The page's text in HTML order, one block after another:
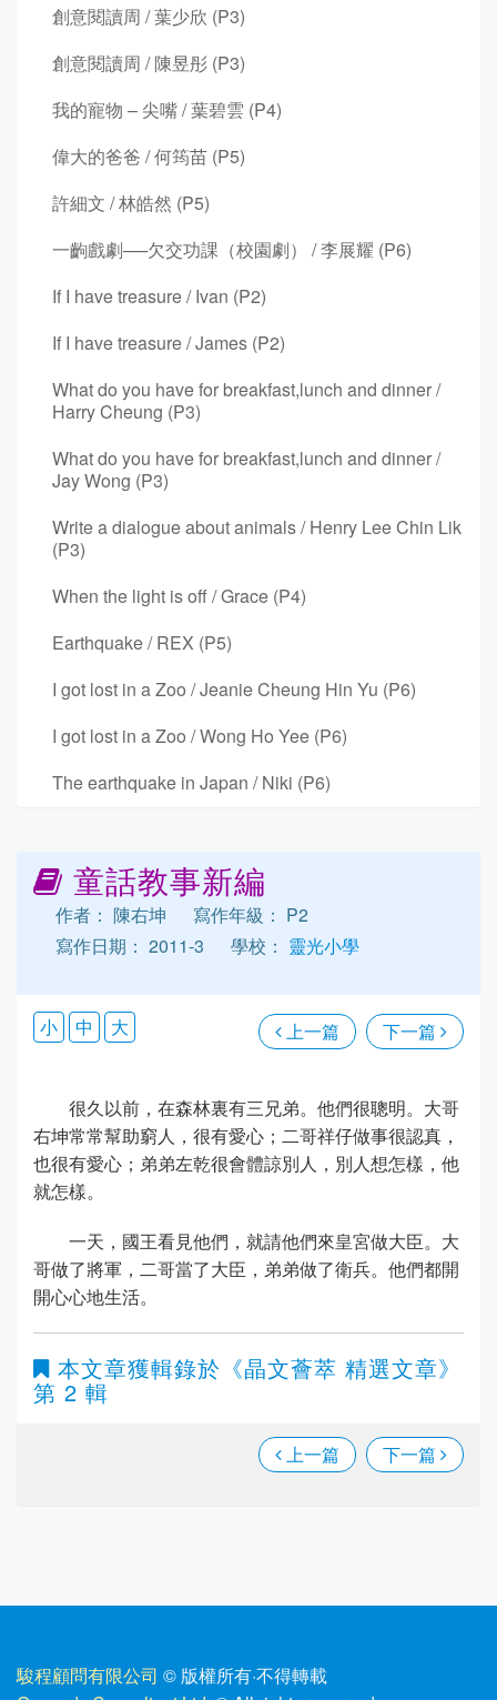
創意閱讀周 / 葉少欣 (P3)
創意閱讀周 / 陳昱彤 (P3)
我的寵物 – 尖嘴 / 葉碧雲 (P4)
偉大的爸爸 / 何筠苗 (P5)
許細文 / 林皓然 (P5)
一齣戲劇──欠交功課（校園劇） / 李展耀 (P6)
If I have treasure / Ivan (P2)
If I have treasure / James (P2)
What do you have for breakfast,lunch and dinner /
Harry Cheung (P3)
What do you have for breakfast,lunch and dinner /
Jay Wong (P3)
Write a dialogue about animals / Henry Lee Chin Lik
(P3)
When the light is off / Grace (P4)
Earthquake / REX (P5)
I got lost in a Zoo / Jeanie Cheung Hin Yu (P6)
I got lost in a Zoo / Wong Ho Yee (P6)
The earthquake in Japan / Niki (P6)
童話教事新編
作者： 陳右坤
寫作年級： P2
寫作日期： 2011-3
學校： 靈光小學
上一篇 下一篇
小 中 大
很久以前，在森林裏有三兄弟。他們很聰明。大哥
右坤常常幫助窮人，很有愛心；二哥祥仔做事很認真，
也很有愛心；弟弟左乾很會體諒別人，別人想怎樣，他
就怎樣。
一天，國王看見他們，就請他們來皇宮做大臣。大
哥做了將軍，二哥當了大臣，弟弟做了衛兵。他們都開
開心心地生活。
本文章獲輯錄於 《晶文薈萃 精選文章》
第 2 輯
上一篇 下一篇
駿程顧問有限公司 © 版權所有·不得轉載